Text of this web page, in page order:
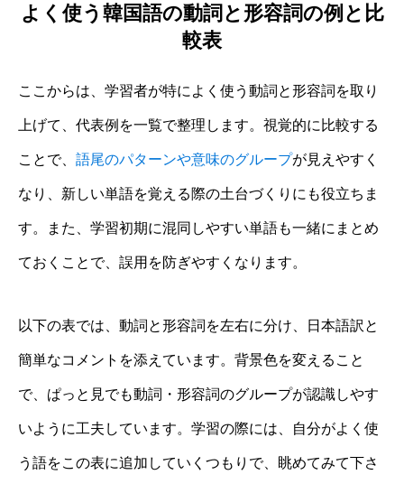
よく使う韓国語の動詞と形容詞の例と比
較表
ここからは、学習者が特によく使う動詞と形容詞を取り
上げて、代表例を一覧で整理します。視覚的に比較する
ことで、 語尾のパターンや意味のグループが見えやすく
なり、新しい単語を覚える際の土台づくりにも役立ちま
す。また、学習初期に混同しやすい単語も一緒にまとめ
ておくことで、誤用を防ぎやすくなります。
以下の表では、動詞と形容詞を左右に分け、日本語訳と
簡単なコメントを添えています。背景色を変えること
で、ぱっと見でも動詞・形容詞のグループが認識しやす
いように工夫しています。学習の際には、自分がよく使
う語をこの表に追加していくつもりで、眺めてみて下さ